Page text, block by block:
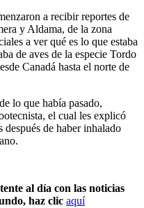
a recibir reportes de
y Aldama, de la zona
a ver qué es lo que estaba
de aves de la especie Tordo
Canadá hasta el norte de
lo que había pasado,
el cual les explicó
después de haber inhalado
al día con las noticias
haz clic aquí